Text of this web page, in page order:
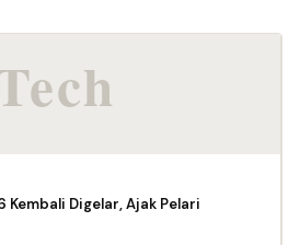
Kembali Digelar, Ajak Pelari